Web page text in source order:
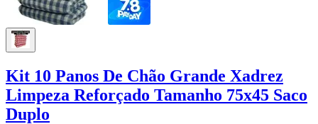
Kit 10 Panos De Chão Grande Xadrez
Limpeza Reforçado Tamanho 75x45 Saco
Duplo